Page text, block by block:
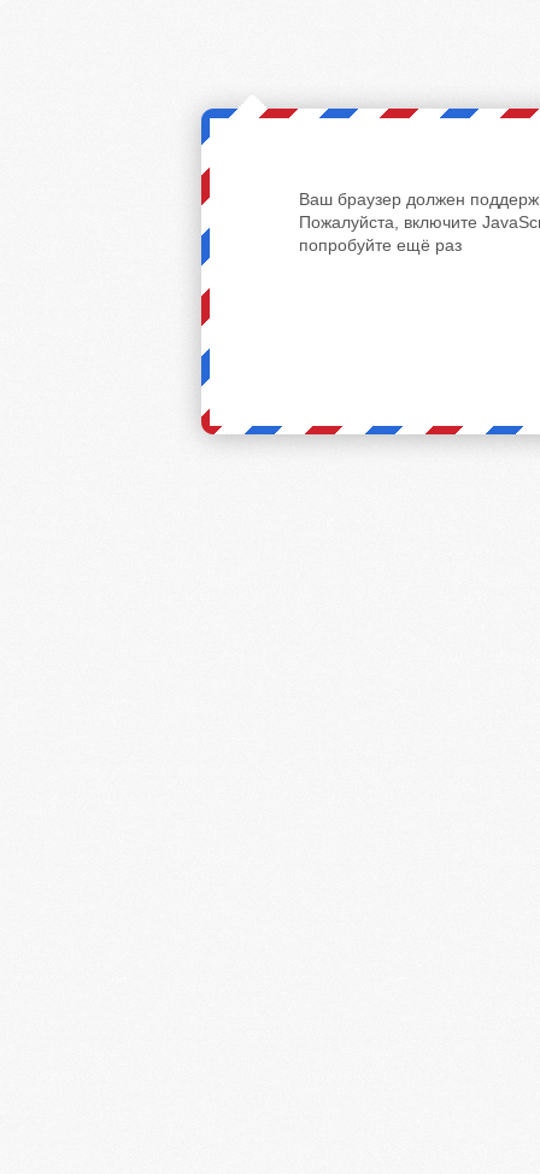
Ваш браузер должен
Пожалуйста, включите
попробуйте ещё раз